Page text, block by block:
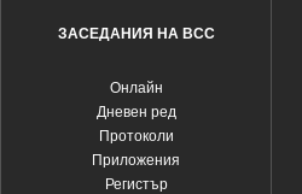
ЗАСЕДАНИЯ НА ВСС
Oнлайн
Дневен ред
Протоколи
Приложения
Регистър